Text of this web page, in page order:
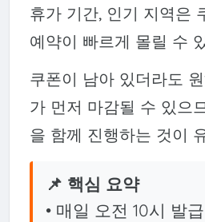
휴가 기간, 인기 지역은
예약이 빠르게 몰릴 수
쿠폰이 남아 있더라도
가 먼저 마감될 수 있으
을 함께 진행하는 것이
📌 핵심 요약
• 매일 오전 10시 발